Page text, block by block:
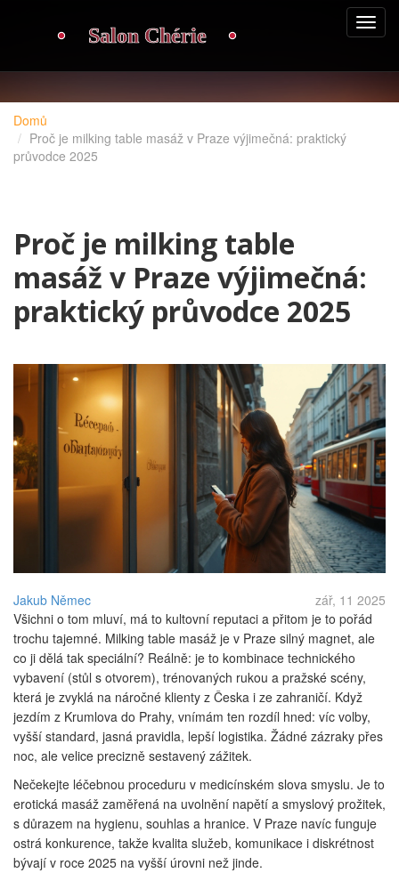
Domů
Proč je milking table masáž v Praze výjimečná: praktický
průvodce 2025
Proč je milking table
masáž v Praze výjimečná:
praktický průvodce 2025
Jakub Němec
zář, 11 2025
Všichni o tom mluví, má to kultovní reputaci a přitom je to pořád
trochu tajemné. Milking table masáž je v Praze silný magnet, ale
co ji dělá tak speciální? Reálně: je to kombinace technického
vybavení (stůl s otvorem), trénovaných rukou a pražské scény,
která je zvyklá na náročné klienty z Česka i ze zahraničí. Když
jezdím z Krumlova do Prahy, vnímám ten rozdíl hned: víc volby,
vyšší standard, jasná pravidla, lepší logistika. Žádné zázraky přes
noc, ale velice precizně sestavený zážitek.
Nečekejte léčebnou proceduru v medicínském slova smyslu. Je to
erotická masáž zaměřená na uvolnění napětí a smyslový prožitek,
s důrazem na hygienu, souhlas a hranice. V Praze navíc funguje
ostrá konkurence, takže kvalita služeb, komunikace i diskrétnost
bývají v roce 2025 na vyšší úrovni než jinde.